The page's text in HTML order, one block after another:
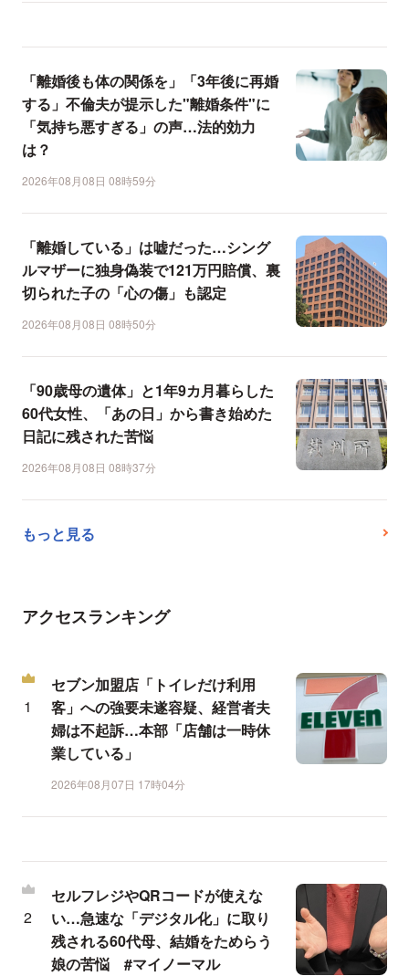
「離婚後も体の関係を」「3年後に再婚
する」不倫夫が提示した"離婚条件"に
「気持ち悪すぎる」の声…法的効力
は？
2026年08月08日 08時59分
「離婚している」は嘘だった…シング
ルマザーに独身偽装で121万円賠償、裏
切られた子の「心の傷」も認定
2026年08月08日 08時50分
「90歳母の遺体」と1年9カ月暮らした
60代女性、「あの日」から書き始めた
日記に残された苦悩
2026年08月08日 08時37分
もっと見る
アクセスランキング
セブン加盟店「トイレだけ利用
客」への強要未遂容疑、経営者夫
婦は不起訴…本部「店舗は一時休
業している」
2026年08月07日 17時04分
セルフレジやQRコードが使えな
い…急速な「デジタル化」に取り
残される60代母、結婚をためらう
娘の苦悩 #マイノーマル